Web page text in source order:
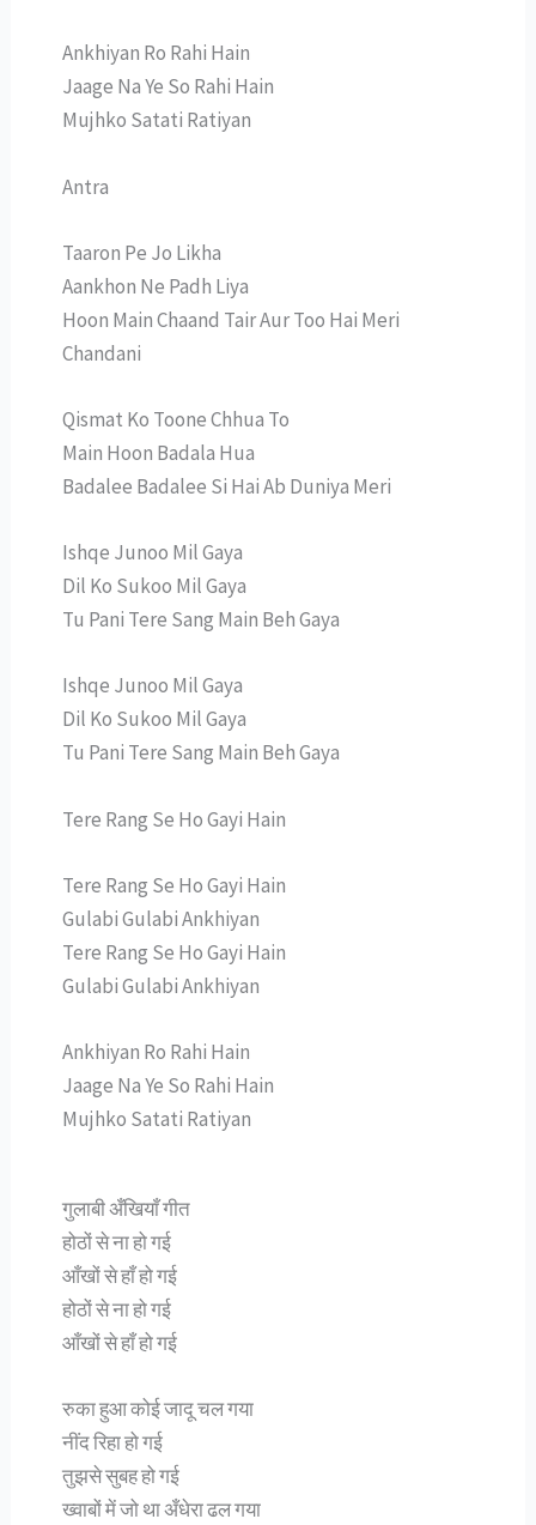
Ankhiyan Ro Rahi Hain
Jaage Na Ye So Rahi Hain
Mujhko Satati Ratiyan
Antra
Taaron Pe Jo Likha
Aankhon Ne Padh Liya
Hoon Main Chaand Tair Aur Too Hai Meri
Chandani
Qismat Ko Toone Chhua To
Main Hoon Badala Hua
Badalee Badalee Si Hai Ab Duniya Meri
Ishqe Junoo Mil Gaya
Dil Ko Sukoo Mil Gaya
Tu Pani Tere Sang Main Beh Gaya
Ishqe Junoo Mil Gaya
Dil Ko Sukoo Mil Gaya
Tu Pani Tere Sang Main Beh Gaya
Tere Rang Se Ho Gayi Hain
Tere Rang Se Ho Gayi Hain
Gulabi Gulabi Ankhiyan
Tere Rang Se Ho Gayi Hain
Gulabi Gulabi Ankhiyan
Ankhiyan Ro Rahi Hain
Jaage Na Ye So Rahi Hain
Mujhko Satati Ratiyan
गुलाबी अँखियाँ गीत
होठों से ना हो गई
आँखों से हाँ हो गई
होठों से ना हो गई
आँखों से हाँ हो गई
रुका हुआ कोई जादू चल गया
नींद रिहा हो गई
तुझसे सुबह हो गई
ख्वाबों में जो था अँधेरा ढल गया